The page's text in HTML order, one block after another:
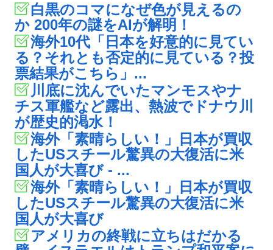
白黒のコマになぜ色が見えるの
か 200年の謎をAIが解明！
海外10代「日本を好意的に見てい
る？それとも否定的に見ている？投
票結果がこちら」...
川底に沈んでいたマンモスやナ
チス軍艦など露出、熱波でドナウ川
が歴史的渇水！
海外「素晴らしい！」日本が買収
したUSスチール驚異の大復活に米
国人が大喜び - ...
海外「素晴らしい！」日本が買収
したUSスチール驚異の大復活に米
国人が大喜び
アメリカの終戦に立ちはだかる